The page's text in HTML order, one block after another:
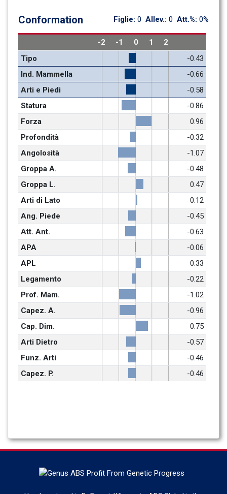
Conformation Figlie: 0 Allev.: 0 Att.%: 0%
-2 -1 0 1
2
Tipo
-0.43
Ind. Mammella
-0.66
Arti e Piedi
-0.58
Statura
-0.86
Forza
0.96
Profondità
-0.32
Angolosità
-1.07
Groppa A.
-0.48
Groppa L.
0.47
Arti di Lato
0.12
Ang. Piede
-0.45
Att. Ant.
-0.63
APA
-0.06
APL
0.33
Legamento
-0.22
Prof. Mam.
-1.02
Capez. A.
-0.96
Cap. Dim.
0.75
Arti Dietro
-0.57
Funz. Arti
-0.46
Capez. P.
-0.46